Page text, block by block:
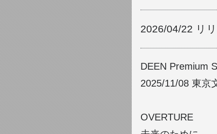
2026/04/22 リ
DEEN Premium
2025/11/08 東京
OVERTURE